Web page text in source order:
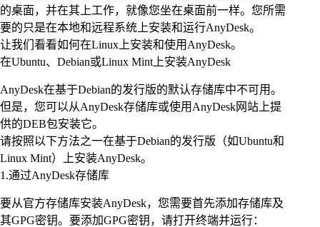
的桌面，并在其上工作，就像您坐在桌面前一样。您所需
要的只是在本地和远程系统上安装和运行AnyDesk。
让我们看看如何在Linux上安装和使用AnyDesk。
在Ubuntu、Debian或Linux Mint上安装AnyDesk
AnyDesk在基于Debian的发行版的默认存储库中不可用。
但是，您可以从AnyDesk存储库或使用AnyDesk网站上提
供的DEB包安装它。
请按照以下方法之一在基于Debian的发行版（如Ubuntu和
Linux Mint）上安装AnyDesk。
1.通过AnyDesk存储库
要从官方存储库安装AnyDesk，您需要首先添加存储库及
其GPG密钥。要添加GPG密钥，请打开终端并运行：